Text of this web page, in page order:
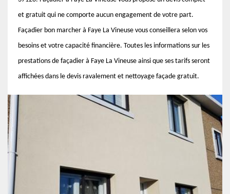
et gratuit qui ne comporte aucun engagement de votre part.
Façadier bon marcher à Faye La Vineuse vous conseillera selon vos
besoins et votre capacité financière. Toutes les informations sur les
prestations de façadier à Faye La Vineuse ainsi que ses tarifs seront
affichées dans le devis ravalement et nettoyage façade gratuit.